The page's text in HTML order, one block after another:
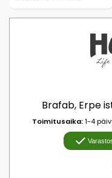
Brafab, Erpe
Toimitusaika:1-4